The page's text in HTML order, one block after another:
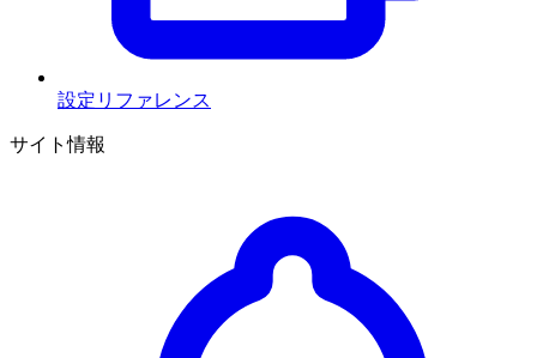
設定リファレンス
サイト情報